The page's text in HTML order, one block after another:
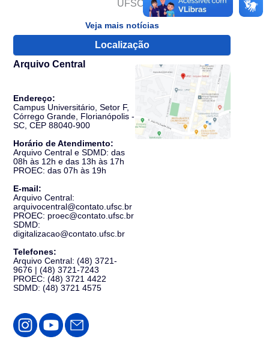
Veja mais notícias
UFSC
Localização
Arquivo Central
Endereço:
Campus Universitário, Setor F,
Córrego Grande, Florianópolis -
SC, CEP 88040-900
Horário de Atendimento:
Arquivo Central e SDMD: das
08h às 12h e das 13h às 17h
PROEC: das 07h às 19h
E-mail:
Arquivo Central:
arquivocentral@contato.ufsc.br
PROEC: proec@contato.ufsc.br
SDMD:
digitalizacao@contato.ufsc.br
Telefones:
Arquivo Central: (48) 3721-
9676 | (48) 3721-7243
PROEC: (48) 3721 4422
SDMD: (48) 3721 4575